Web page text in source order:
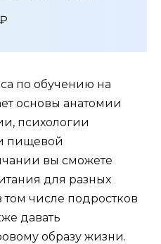
по обучению на
основы анатомии
психологии
пищевой
вы сможете
для разных
том числе подростков
давать
образу жизни.